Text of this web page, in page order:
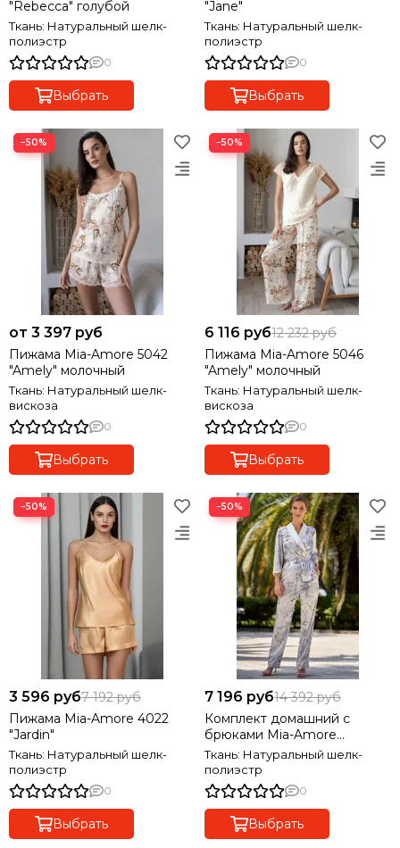
"Rebecca" голубой
Ткань: Натуральный шелк-
полиэстр
0
Выбрать
"Jane"
Ткань: Натуральный шелк-
полиэстр
0
Выбрать
−50%
от 3 397 руб
Пижама Mia-Amore 5042
"Amely" молочный
Ткань: Натуральный шелк-
вискоза
0
Выбрать
−50%
6 116 руб12 232 руб
Пижама Mia-Amore 5046
"Amely" молочный
Ткань: Натуральный шелк-
вискоза
0
Выбрать
−50%
3 596 руб7 192 руб
Пижама Mia-Amore 4022
"Jardin"
Ткань: Натуральный шелк-
полиэстр
0
Выбрать
−50%
7 196 руб14 392 руб
Комплект домашний с
брюками Mia-Amore
NOVELLA НОВЕЛЛА 3606
Ткань: Натуральный шелк-
полиэстр
0
Выбрать